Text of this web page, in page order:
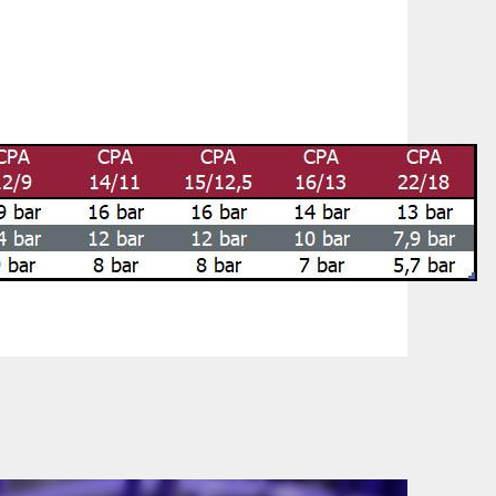
okból kifolyólag a szállítás
díjat a vásárlás folyamata során